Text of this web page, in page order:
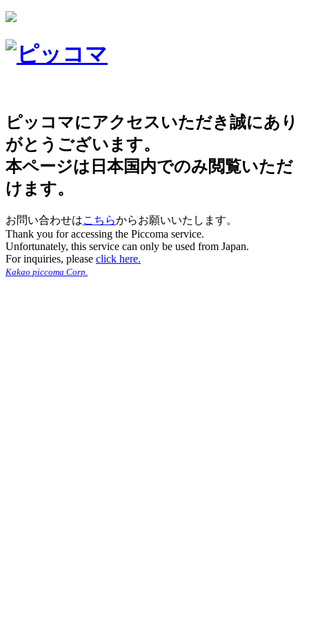
ピッコマにアクセスいただき誠にあり
がとうございます。
本ページは日本国内でのみ閲覧いただ
けます。
お問い合わせはこちらからお願いいたします。
Thank you for accessing the Piccoma service.
Unfortunately, this service can only be used from Japan.
For inquiries, please click here.
Kakao piccoma Corp.